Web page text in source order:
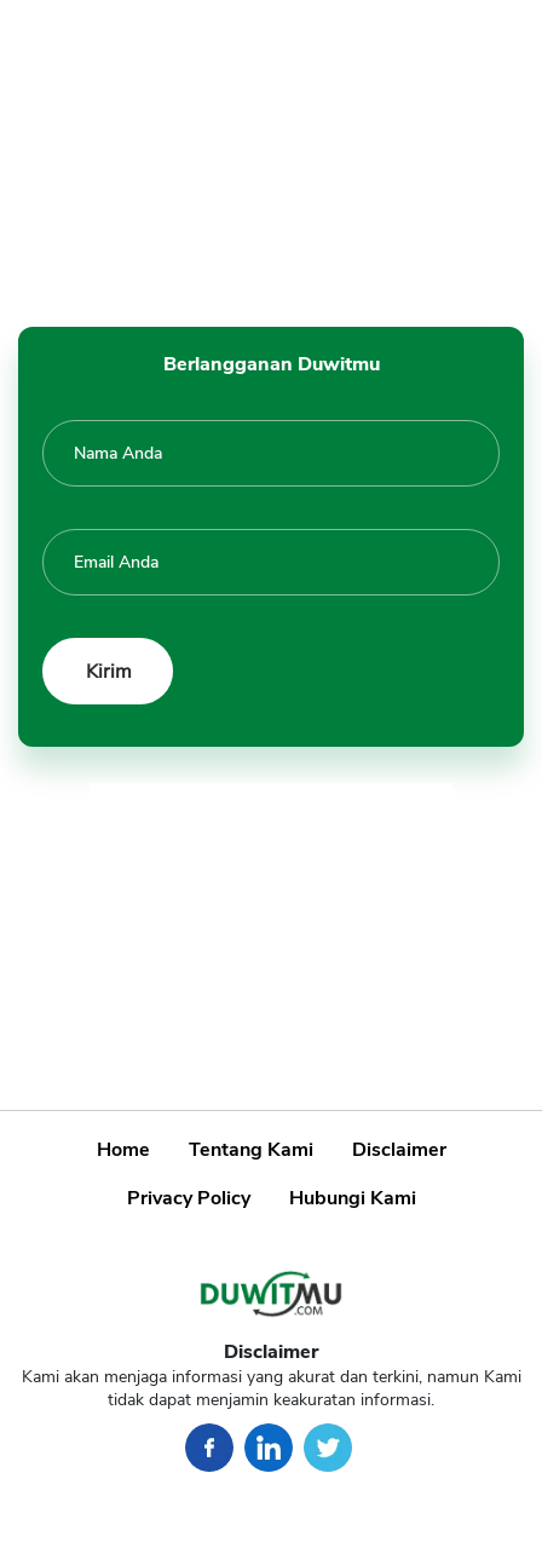
Berlangganan Duwitmu
Home Tentang Kami
Disclaimer
Privacy Policy
Hubungi Kami
Disclaimer
Kami akan menjaga informasi yang akurat dan terkini, namun Kami
tidak dapat menjamin keakuratan informasi.